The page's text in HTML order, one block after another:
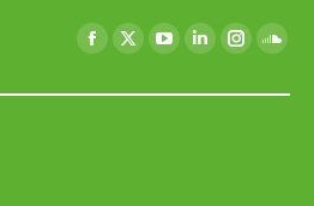
Facebook
X
YouTubeLinkedin